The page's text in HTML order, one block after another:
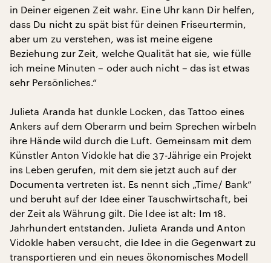
in Deiner eigenen Zeit wahr. Eine Uhr kann Dir helfen,
dass Du nicht zu spät bist für deinen Friseurtermin,
aber um zu verstehen, was ist meine eigene
Beziehung zur Zeit, welche Qualität hat sie, wie fülle
ich meine Minuten – oder auch nicht – das ist etwas
sehr Persönliches.“
Julieta Aranda hat dunkle Locken, das Tattoo eines
Ankers auf dem Oberarm und beim Sprechen wirbeln
ihre Hände wild durch die Luft. Gemeinsam mit dem
Künstler Anton Vidokle hat die 37-Jährige ein Projekt
ins Leben gerufen, mit dem sie jetzt auch auf der
Documenta vertreten ist. Es nennt sich „Time/ Bank“
und beruht auf der Idee einer Tauschwirtschaft, bei
der Zeit als Währung gilt. Die Idee ist alt: Im 18.
Jahrhundert entstanden. Julieta Aranda und Anton
Vidokle haben versucht, die Idee in die Gegenwart zu
transportieren und ein neues ökonomisches Modell